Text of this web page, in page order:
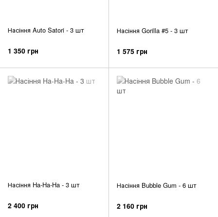
Насіння Auto Satori - 3 шт
1 350 грн
Насіння Gorilla #5 - 3 шт
1 575 грн
Насіння Ha-Ha-Ha - 3 шт
2 400 грн
Насіння Bubble Gum - 6 шт
2 160 грн